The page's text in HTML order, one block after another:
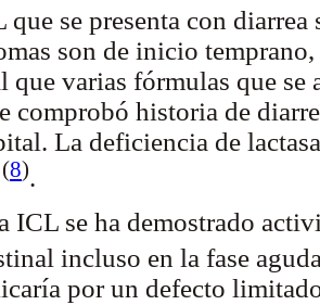
que se presenta con
son de inicio
que varias fórmulas que se
comprobó historia de
La deficiencia de
(8).
ICL se ha demostrado
incluso en la fase
por un defecto